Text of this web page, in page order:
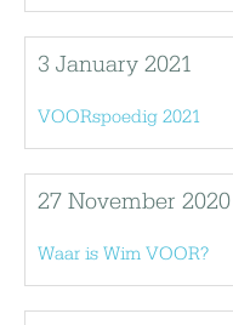
3 January 2021
VOORspoedig 2021
27 November 2020
Waar is Wim VOOR?